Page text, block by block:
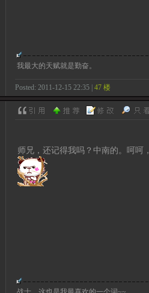
我最大的天赋就是勤奋。
Posted: 2011-12-15 22:35 | 47 楼
师兄，还记得我吗？中南的。呵呵